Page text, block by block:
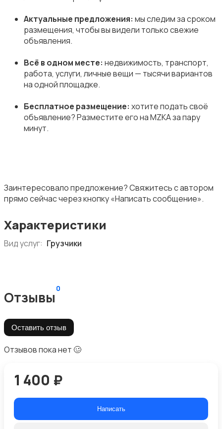
Актуальные предложения: мы следим за сроком
размещения, чтобы вы видели только свежие
объявления.
Всё в одном месте: недвижимость, транспорт,
работа, услуги, личные вещи — тысячи вариантов
на одной площадке.
Бесплатное размещение: хотите подать своё
объявление? Разместите его на MZKA за пару
минут.
Заинтересовало предложение? Свяжитесь с автором
прямо сейчас через кнопку «Написать сообщение».
Характеристики
Вид услуг: Грузчики
Отзывы
0
Оставить отзыв
Отзывов пока нет 🥴
1 400 ₽
Написать